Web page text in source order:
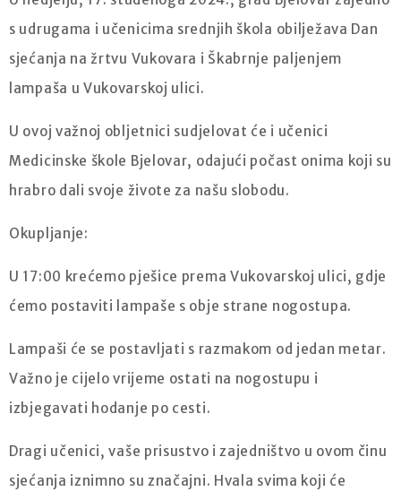
s udrugama i učenicima srednjih škola obilježava Dan
sjećanja na žrtvu Vukovara i Škabrnje paljenjem
lampaša u Vukovarskoj ulici.
U ovoj važnoj obljetnici sudjelovat će i učenici
Medicinske škole Bjelovar, odajući počast onima koji su
hrabro dali svoje živote za našu slobodu.
Okupljanje:
U 17:00 krećemo pješice prema Vukovarskoj ulici, gdje
ćemo postaviti lampaše s obje strane nogostupa.
Lampaši će se postavljati s razmakom od jedan metar.
Važno je cijelo vrijeme ostati na nogostupu i
izbjegavati hodanje po cesti.
Dragi učenici, vaše prisustvo i zajedništvo u ovom činu
sjećanja iznimno su značajni. Hvala svima koji će